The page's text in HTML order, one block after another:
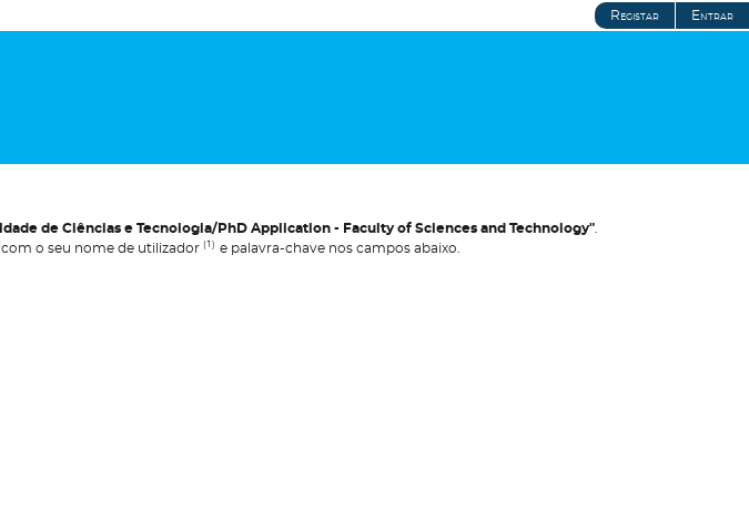
Registar Entrar
de Ciências e Tecnologia/PhD Application - Faculty of Sciences and Technology"
o seu nome de utilizador (1) e palavra-chave nos campos abaixo.